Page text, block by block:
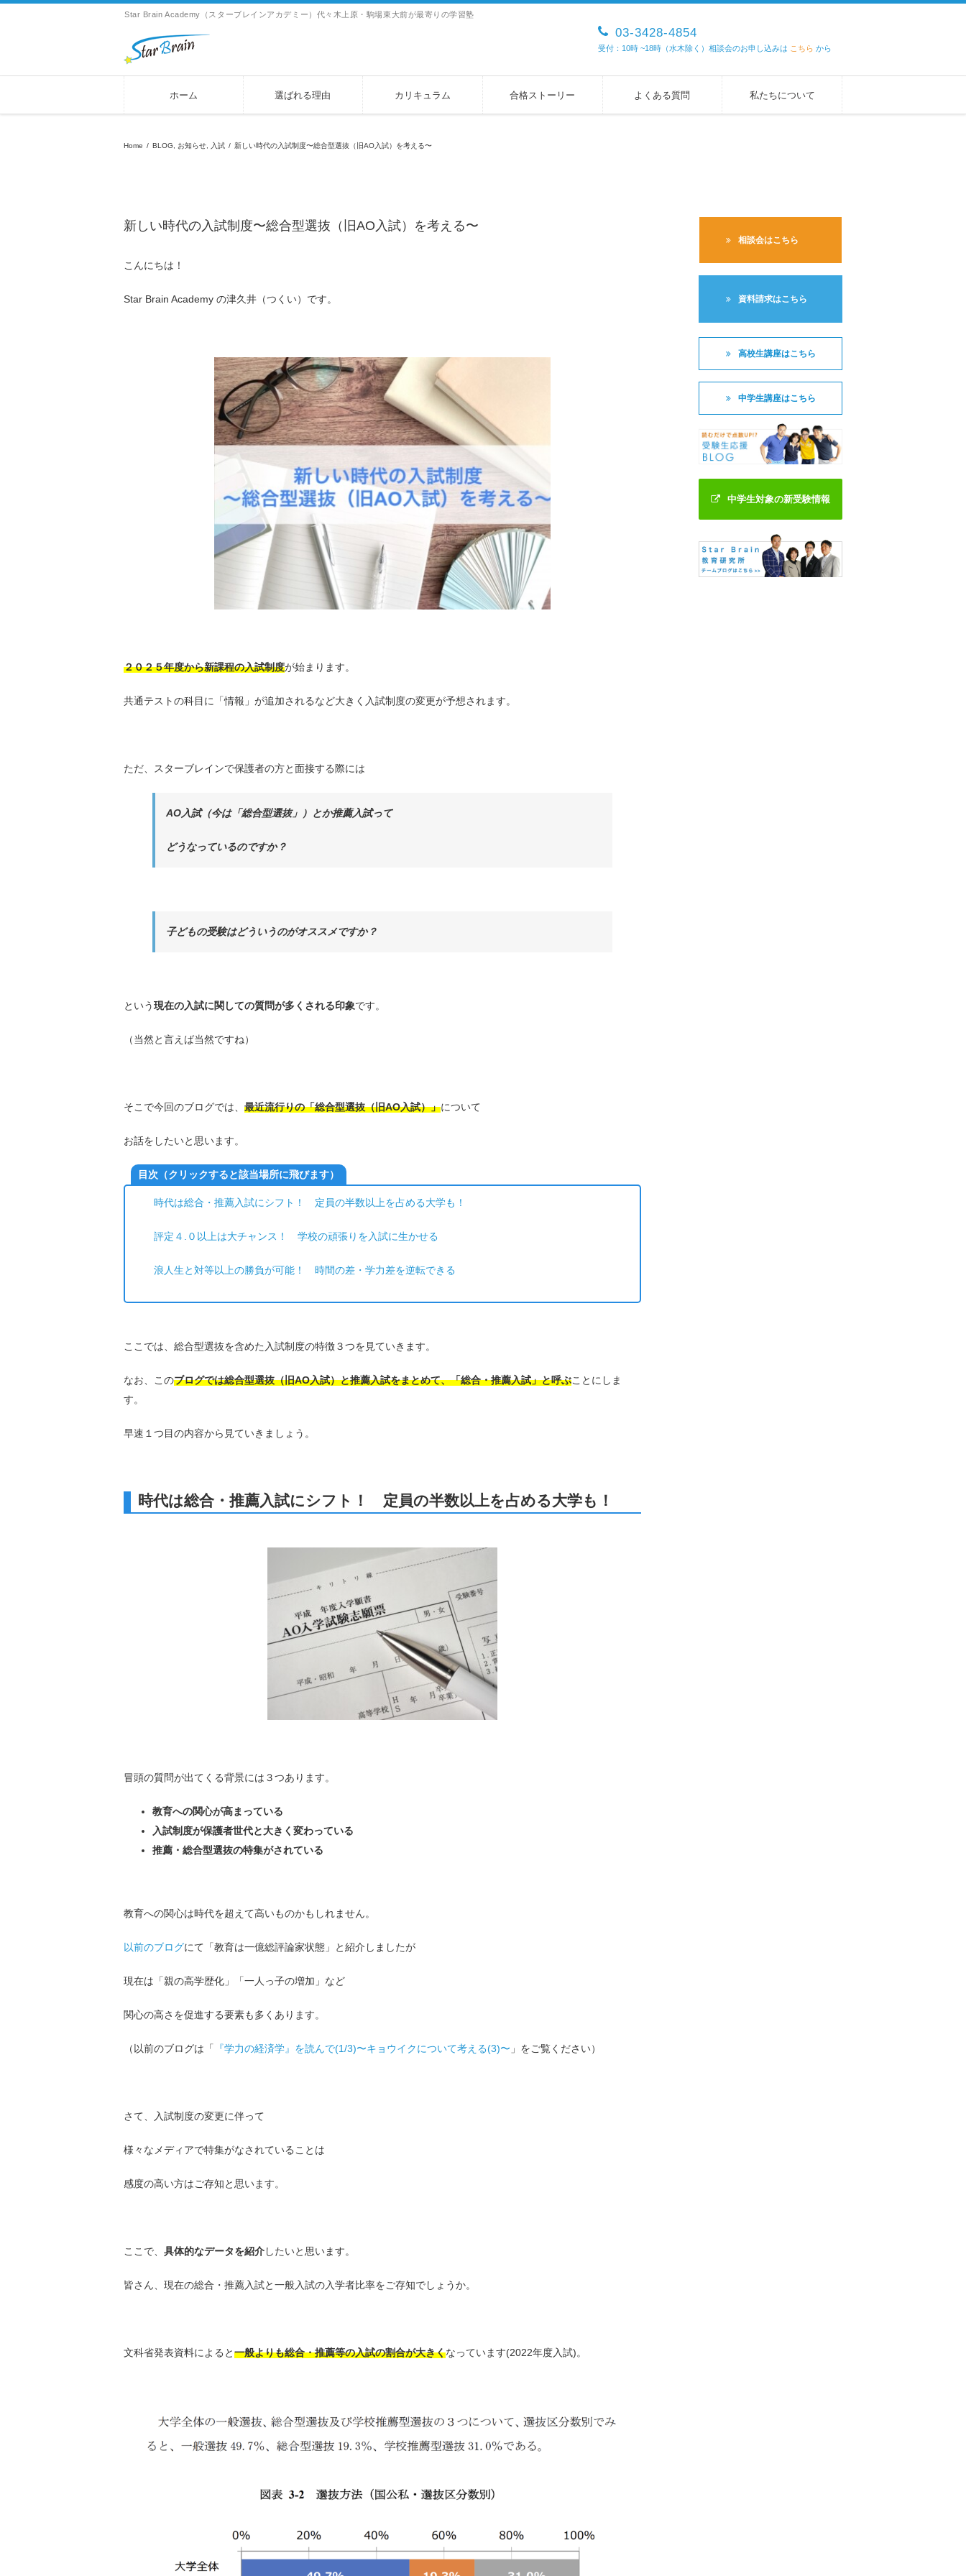
Star Brain Academy（スターブレインアカデミー）代々木上原・駒場東大前が最寄りの学習塾
03-3428-4854
受付：10時 ~18時（水木除く）相談会のお申し込みは こちら から
ホーム 選ばれる理由 カリキュラム 合格ストーリー よくある質問 私たちについて
Home / BLOG お知らせ 入試 / 新しい時代の入試制度〜総合型選抜（旧AO入試）を考える〜
新しい時代の入試制度〜総合型選抜（旧AO入試）を考える〜
こんにちは！
Star Brain Academy の津久井（つくい）です。
２０２５年度から新課程の入試制度が始まります。
共通テストの科目に「情報」が追加されるなど大きく入試制度の変更が予想されます。
ただ、スターブレインで保護者の方と面接する際には
AO入試（今は「総合型選抜」）とか推薦入試って
どうなっているのですか？
子どもの受験はどういうのがオススメですか？
という現在の入試に関しての質問が多くされる印象です。
（当然と言えば当然ですね）
そこで今回のブログでは、 最近流行りの「総合型選抜（旧AO入試）」について
お話をしたいと思います。
目次（クリックすると該当場所に飛びます）
時代は総合・推薦入試にシフト！ 定員の半数以上を占める大学も！
評定４.０以上は大チャンス！ 学校の頑張りを入試に生かせる
浪人生と対等以上の勝負が可能！ 時間の差・学力差を逆転できる
ここでは、総合型選抜を含めた入試制度の特徴３つを見ていきます。
なお、このブログでは総合型選抜（旧AO入試）と推薦入試をまとめて、「総合・推薦入試」と呼ぶことにしま
す。
早速１つ目の内容から見ていきましょう。
時代は総合・推薦入試にシフト！ 定員の半数以上を占める大学も！
冒頭の質問が出てくる背景には３つあります。
教育への関心が高まっている
入試制度が保護者世代と大きく変わっている
推薦・総合型選抜の特集がされている
教育への関心は時代を超えて高いものかもしれません。
以前のブログにて「教育は一億総評論家状態」と紹介しましたが
現在は「親の高学歴化」「一人っ子の増加」など
関心の高さを促進する要素も多くあります。
（以前のブログは「 『学力の経済学』を読んで(1/3)〜キョウイクについて考える(3)〜 」をご覧ください）
さて、入試制度の変更に伴って
様々なメディアで特集がなされていることは
感度の高い方はご存知と思います。
ここで、 具体的なデータを紹介したいと思います。
皆さん、現在の総合・推薦入試と一般入試の入学者比率をご存知でしょうか。
文科省発表資料によると一般よりも総合・推薦等の入試の割合が大きくなっています(2022年度入試)。
相談会はこちら
資料請求はこちら
高校生講座はこちら
中学生講座はこちら
中学生対象の新受験情報